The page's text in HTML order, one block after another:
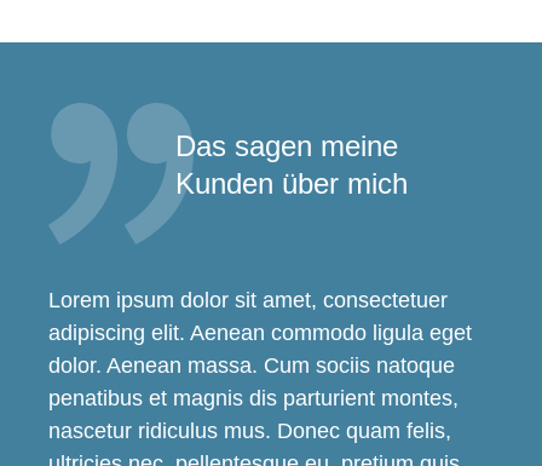
Das sagen meine
Kunden über mich
Lorem ipsum dolor sit amet, consectetuer
adipiscing elit. Aenean commodo ligula eget
dolor. Aenean massa. Cum sociis natoque
penatibus et magnis dis parturient montes,
nascetur ridiculus mus. Donec quam felis,